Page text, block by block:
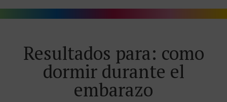
Resultados para: como
dormir durante el
embarazo